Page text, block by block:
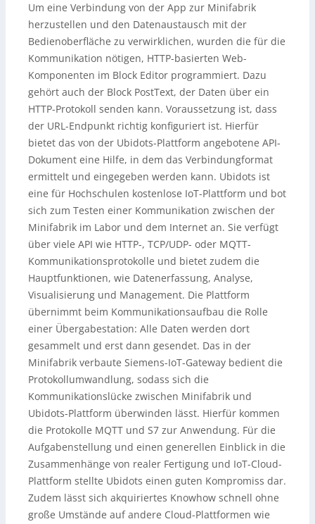
Um eine Verbindung von der App zur Minifabrik
herzustellen und den Datenaustausch mit der
Bedienoberfläche zu verwirklichen, wurden die für die
Kommunikation nötigen, HTTP-basierten Web-
Komponenten im Block Editor programmiert. Dazu
gehört auch der Block PostText, der Daten über ein
HTTP-Protokoll senden kann. Voraussetzung ist, dass
der URL-Endpunkt richtig konfiguriert ist. Hierfür
bietet das von der Ubidots-Plattform angebotene API-
Dokument eine Hilfe, in dem das Verbindungformat
ermittelt und eingegeben werden kann. Ubidots ist
eine für Hochschulen kostenlose IoT-Plattform und bot
sich zum Testen einer Kommunikation zwischen der
Minifabrik im Labor und dem Internet an. Sie verfügt
über viele API wie HTTP-, TCP/UDP- oder MQTT-
Kommunikationsprotokolle und bietet zudem die
Hauptfunktionen, wie Datenerfassung, Analyse,
Visualisierung und Management. Die Plattform
übernimmt beim Kommunikationsaufbau die Rolle
einer Übergabestation: Alle Daten werden dort
gesammelt und erst dann gesendet. Das in der
Minifabrik verbaute Siemens-IoT-Gateway bedient die
Protokollumwandlung, sodass sich die
Kommunikationslücke zwischen Minifabrik und
Ubidots-Plattform überwinden lässt. Hierfür kommen
die Protokolle MQTT und S7 zur Anwendung. Für die
Aufgabenstellung und einen generellen Einblick in die
Zusammenhänge von realer Fertigung und IoT-Cloud-
Plattform stellte Ubidots einen guten Kompromiss dar.
Zudem lässt sich akquiriertes Knowhow schnell ohne
große Umstände auf andere Cloud-Plattformen wie